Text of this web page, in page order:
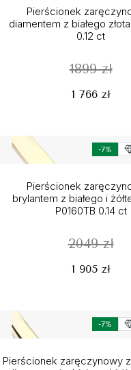
Pierścionek
diamentem z białego
0.12 ct
1899 zł
1 766 zł
-7%
Pierścionek
brylantem z białego i
P0160TB 0.14 ct
2049 zł
1 905 zł
-7%
Pierścionek zaręczynowy